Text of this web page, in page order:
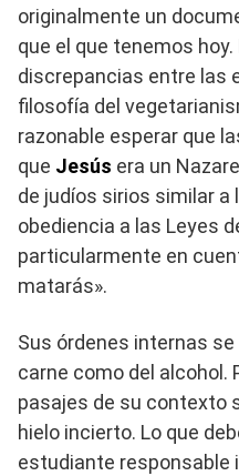
originalmente un
que el que tenemos
discrepancias entre las
filosofía del
razonable esperar que
que Jesús era un
de judíos sirios similar a
obediencia a las Leyes
particularmente en
matarás».
Sus órdenes internas
carne como del alcohol.
pasajes de su contexto
hielo incierto. Lo que
estudiante responsable